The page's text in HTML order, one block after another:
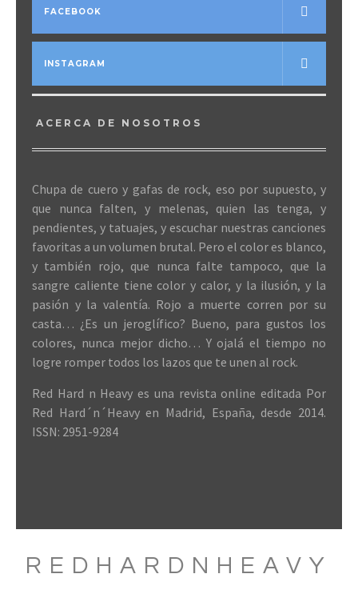
FACEBOOK
INSTAGRAM
ACERCA DE NOSOTROS
Chupa de cuero y gafas de rock, eso por supuesto, y
que nunca falten, y melenas, quien las tenga, y
pendientes, y tatuajes, y escuchar nuestras canciones
favoritas a un volumen brutal. Pero el color es blanco,
y también rojo, que nunca falte tampoco, que la
sangre caliente tiene color y calor, y la ilusión, y la
pasión y la valentía. Rojo a muerte corren por su
casta… ¿Es un jeroglífico? Bueno, para gustos los
colores, nunca mejor dicho… Y ojalá el tiempo no
logre romper todos los lazos que te unen al rock.
Red Hard n Heavy es una revista online editada Por
Red Hard´n´Heavy en Madrid, España, desde 2014.
ISSN: 2951-9284
REDHARDNHEAVY